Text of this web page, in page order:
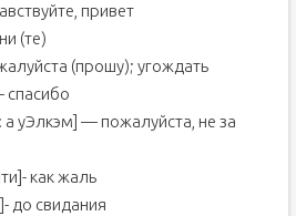
привет
(те)
(прошу); угождать
спасибо
уЭлкэм] — пожалуйста, не за
как жаль
до свидания